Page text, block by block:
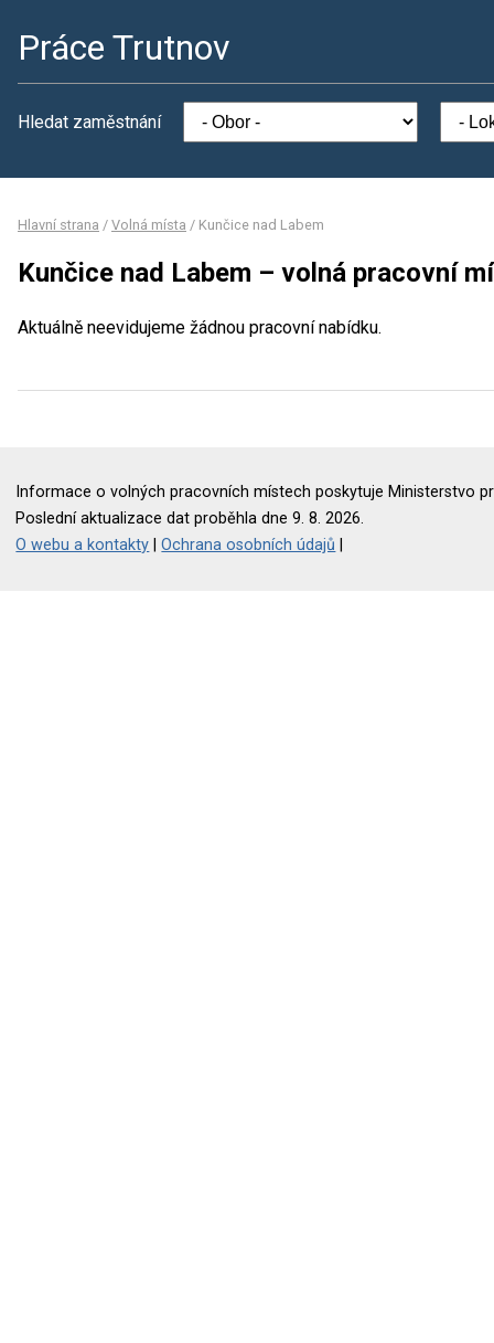
Práce Trutnov
Hledat zaměstnání
Hlavní strana / Volná místa / Kunčice nad Labem
Kunčice nad Labem – volná pracovní
Aktuálně neevidujeme žádnou pracovní nabídku.
Informace o volných pracovních místech poskytuje Ministerstvo
Poslední aktualizace dat proběhla dne 9. 8. 2026.
O webu a kontakty |Ochrana osobních údajů